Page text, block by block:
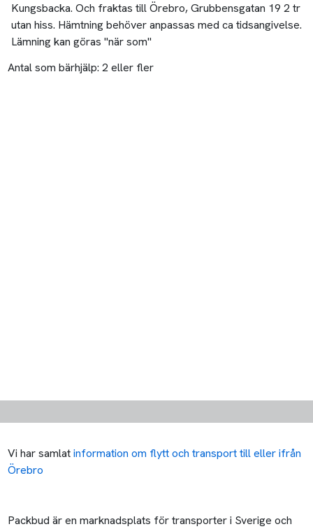
Kungsbacka. Och fraktas till Örebro, Grubbensgatan 19 2 tr
utan hiss. Hämtning behöver anpassas med ca tidsangivelse.
Lämning kan göras "när som"
Antal som bärhjälp: 2 eller fler
Vi har samlatinformation om flytt och transport till eller ifrån
Örebro
Packbud är en marknadsplats för transporter i Sverige och